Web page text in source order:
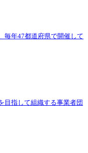
毎年47都道府県で開催して
目指して組織する事業者団